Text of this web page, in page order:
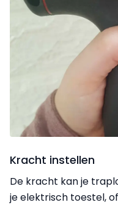
Kracht instellen
De kracht kan je
je elektrisch toestel,